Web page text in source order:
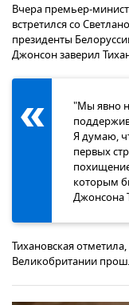
Вчера премьер-
встретился со
президенты
Джонсон заверил
"Мы явно
Я думаю,
первых
которым
Джонсона
Тихановская
Великобритании